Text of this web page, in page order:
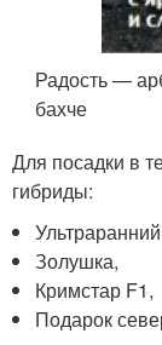
Радость —
бахче
Для посадки в
гибриды:
Золушка,
Кримстар F1,
Подарок